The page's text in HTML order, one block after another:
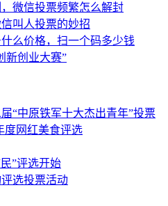
微信投票频繁怎么解封
叫人投票的妙招
么价格，扫一个码多少钱
新创业大赛”
“中原铁军十大杰出青年”投票
度网红美食评选
”评选开始
选投票活动